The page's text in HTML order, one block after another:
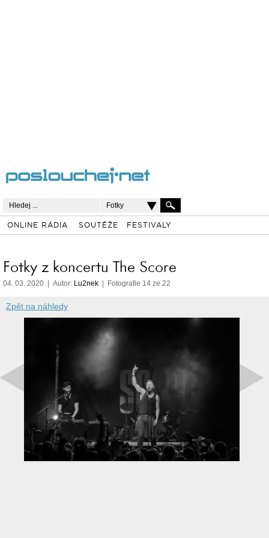
Fotky
ONLINE RÁDIA SOUTĚŽE FESTIVALY
Fotky z koncertu The Score
04. 03. 2020 | Autor: Lu2nek | Fotografie 14 ze 22
Zpět na náhledy